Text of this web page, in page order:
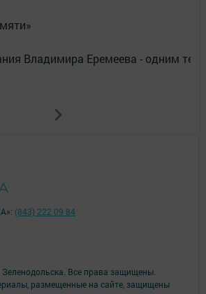
Владимира Еремеева - одним
Все права защищены.
размещенные на сайте, защищены
(843) 222 09 84